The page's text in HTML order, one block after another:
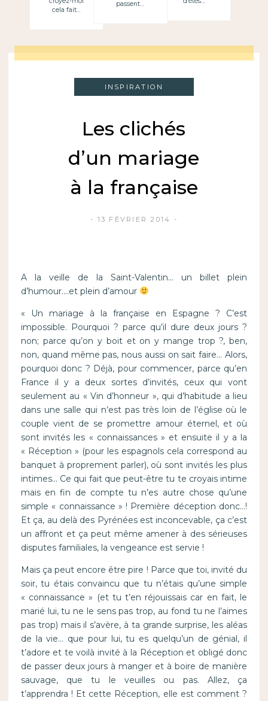
cela fait…
passent…
INSPIRATION
Les clichés
d’un mariage
à la française
13 FÉVRIER 2014
A la veille de la Saint-Valentin… un billet plein
d’humour….et plein d’amour
« Un mariage à la française en Espagne ? C’est
impossible. Pourquoi ? parce qu’il dure deux jours ?
non; parce qu’on y boit et on y mange trop ?, ben,
non, quand même pas, nous aussi on sait faire… Alors,
pourquoi donc ? Déjà, pour commencer, parce qu’en
France il y a deux sortes d’invités, ceux qui vont
seulement au « Vin d’honneur », qui d’habitude a lieu
dans une salle qui n’est pas très loin de l’église où le
couple vient de se promettre amour éternel, et où
sont invités les « connaissances » et ensuite il y a la
« Réception » (pour les espagnols cela correspond au
banquet à proprement parler), où sont invités les plus
intimes… Ce qui fait que peut-être tu te croyais intime
mais en fin de compte tu n’es autre chose qu’une
simple « connaissance » ! Première déception donc…!
Et ça, au delà des Pyrénées est inconcevable, ça c’est
un affront et ça peut même amener à des sérieuses
disputes familiales, la vengeance est servie !
Mais ça peut encore être pire ! Parce que toi, invité du
soir, tu étais convaincu que tu n’étais qu’une simple
« connaissance » (et tu t’en réjouissais car en fait, le
marié lui, tu ne le sens pas trop, au fond tu ne l’aimes
pas trop) mais il s’avère, à ta grande surprise, les aléas
de la vie… que pour lui, tu es quelqu’un de génial, il
t’adore et te voilà invité à la Réception et obligé donc
de passer deux jours à manger et à boire de manière
sauvage, que tu le veuilles ou pas. Allez, ça
t’apprendra ! Et cette Réception, elle est comment ?